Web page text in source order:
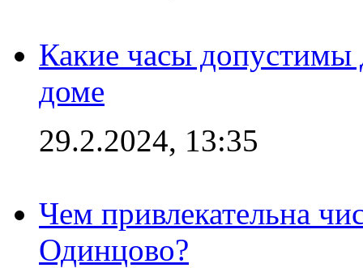
Какие часы
доме
29.2.2024, 13:35
Чем привлекательна
Одинцово?